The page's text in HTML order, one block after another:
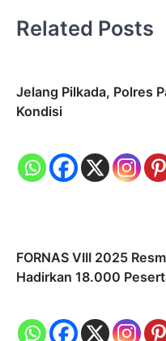
Related Posts
Jelang Pilkada, Polres
Kondisi
FORNAS VIII 2025
Hadirkan 18.000